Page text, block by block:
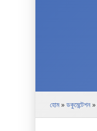
হোম» ডকুমেন্টেশন»